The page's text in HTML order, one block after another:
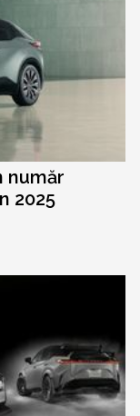
număr
2025